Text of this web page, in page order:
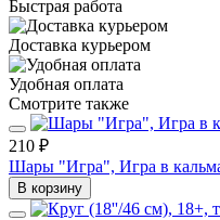
Быстрая работа
Доставка курьером
Удобная оплата
Смотрите также
210 ₽
Шары "Игра", Игра в
В корзину